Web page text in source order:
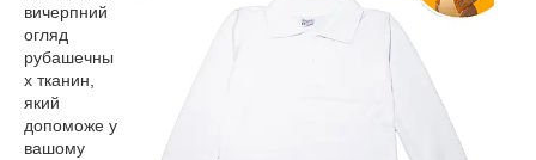
вичерпний
огляд
рубашечны
х тканин,
який
допоможе у
вашому